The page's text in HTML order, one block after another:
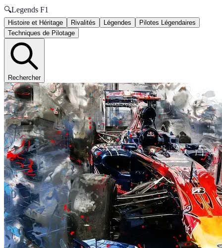
🔍Legends F1
Histoire et Héritage Rivalités Légendes
Pilotes Légendaires
Techniques de Pilotage
Rechercher